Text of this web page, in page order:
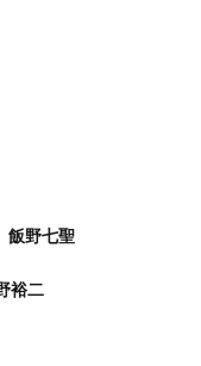
飯野七聖
裕二